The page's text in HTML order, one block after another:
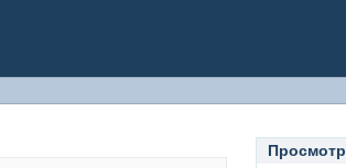
Просмотр